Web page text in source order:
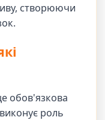
створюючи
обов'язкова
роль